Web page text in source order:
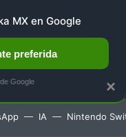
AUTO TERRITORIO
IA Nintendo
×
MX en Google
preferida
Google